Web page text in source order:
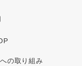
の取り組み